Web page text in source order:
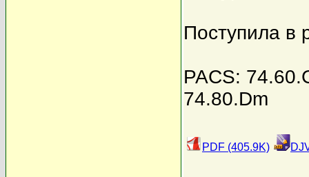
Поступила в
PACS:
74.80.Dm
PDF (405.9K)